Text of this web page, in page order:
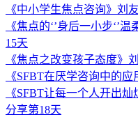
《中小学生焦点咨询》刘
《焦点的‘’身后一小步‘’
15天
《焦点之改变孩子态度》
《SFBT在厌学咨询中的
《SFBT让每一个人开出
分享第18天